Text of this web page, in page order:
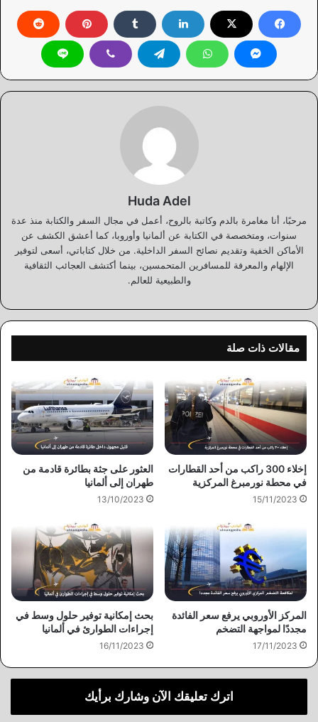
Huda Adel
مرحبًا، أنا مغامرة بالدم وكاتبة بالروح، أعمل في مجال السفر والكتابة منذ عدة
سنوات، ومتخصصة في الكتابة عن ألمانيا وأوروبا، كما أعشق الكشف عن
الأماكن الخفية وتقديم نصائح السفر الداخلية. من خلال كتاباتي، أسعى لتوفير
الإلهام والمعرفة للمسافرين المتحمسين، بينما أكتشف العجائب الثقافية
والطبيعية للعالم.
مقالات ذات صلة
إخلاء 300 راكب من أحد القطارات
في محطة نورمبرغ المركزية
15/11/2023
العثور على جثة بطائرة قادمة من
طهران إلى ألمانيا
13/10/2023
المركز الأوروبي يرفع سعر الفائدة
مجددًا لمواجهة التضخم
17/11/2023
بحث إمكانية توفير حلول وسط في
إجراءات الطوارئ في ألمانيا
16/11/2023
اترك تعليقك الآن وشارك برأيك